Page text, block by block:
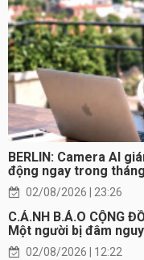
BERLIN: Camera AI
động ngay trong
02/08/2026 | 23:26
C.Ả.NH B.Á.O CỘNG
Một người bị đâm
02/08/2026 | 12:22